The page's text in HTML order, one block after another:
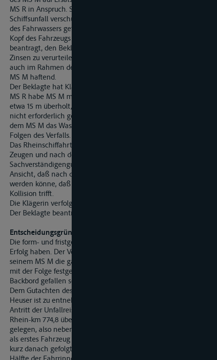
MS R in Anspruch. Sie wirft dem Beklagten vor, den
Schiffsunfall verschuldet zu haben. Er sei mit MS M außerhalb
des Fahrwassers gefahren, dabei festgekommen und mit dem
Kopf des Fahrzeugs herumgeschlagen. Die Klägerin hat
beantragt, den Beklagten zur Zahlung von 58.801,81 DM nebst
Zinsen zu verurteilen, und zwar nicht nur persönlich, sondern
auch im Rahmen des Binnenschiffahrtsgesetzes dinglich mit
MS M haftend.
Der Beklagte hat Klagabweisung beantragt. Er behauptet:
MS R habe MS M mit einem sehr geringen Seitenabstand von
etwa 15 m überholt, obwohl dies nach der Lage im Revier
nicht erforderlich gewesen wäre; dadurch habe der Überholer
dem MS M das Wasser weggezogen mit den schädlichen
Folgen des Verfalls.
Das Rheinschiffahrtsgericht hat nach Vernehmung von
Zeugen und nach dem Einholen eines
Sachverständigengutachtens die Klage abgewiesen. Es ist der
Ansicht, daß nach dem Beweisergebnis nicht festgestellt
werden könne, daß den Beklagten ein Verschulden an der
Kollision trifft.
Die Klägerin verfolgt mit der Berufung den Klagantrag weiter.
Der Beklagte beantragt, die Berufung zurückzuweisen.
Entscheidungsgründe:
Die form- und fristgerecht eingelegte Berufung kann keinen
Erfolg haben. Der Vorwurf der Klägerin, der Beklagte habe mit
seinem MS M die garantierte Fahrrinne verlassen, sei darauf
mit der Folge festgekommen, daß das Schiff quer nach
Backbord gefallen sei, ist nicht bewiesen.
Dem Gutachten des gerichtlichen Sachverständigen Prof. Dr.
Heuser ist zu entnehmen, daß MS R und MS M vor dem
Antritt der Unfallreise nebeneinander am rechten Ufer bei
Rhein-km 774,8 übernachtet haben; MS M hat außen
gelegen, also neben der Steuerbordseite des MS R. MS M hat
als erstes Fahrzeug die Bergfahrt angetreten ; MS R ist ihm
kurz danach gefolgt. Beide Fahrzeuge haben Kurs in die linke